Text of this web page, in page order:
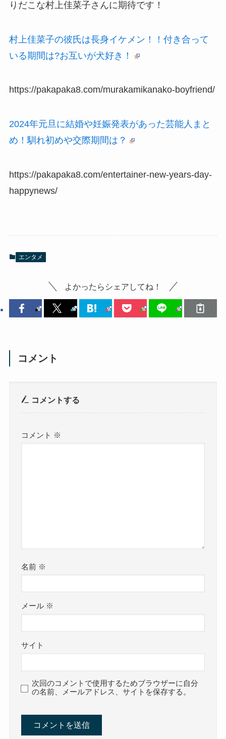
りだこな村上佳菜子さんに期待です！
村上佳菜子の彼氏は長身イケメン！！付き合って
いる期間は?お互いが犬好き！
https://pakapaka8.com/murakamikanako-boyfriend/
2024年元旦に結婚や妊娠発表があった芸能人まと
め！馴れ初めや交際期間は？
https://pakapaka8.com/entertainer-new-years-day-
happynews/
エンタメ
よかったらシェアしてね！
コメント
コメントする
コメント ※
名前 ※
メール ※
サイト
次回のコメントで使用するためブラウザーに自分
の名前、メールアドレス、サイトを保存する。